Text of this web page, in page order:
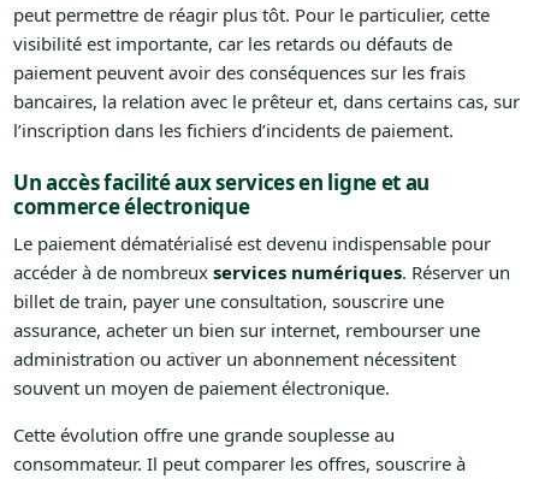
peut permettre de réagir plus tôt. Pour le particulier, cette
visibilité est importante, car les retards ou défauts de
paiement peuvent avoir des conséquences sur les frais
bancaires, la relation avec le prêteur et, dans certains cas, sur
l’inscription dans les fichiers d’incidents de paiement.
Un accès facilité aux services en ligne et au
commerce électronique
Le paiement dématérialisé est devenu indispensable pour
accéder à de nombreux services numériques. Réserver un
billet de train, payer une consultation, souscrire une
assurance, acheter un bien sur internet, rembourser une
administration ou activer un abonnement nécessitent
souvent un moyen de paiement électronique.
Cette évolution offre une grande souplesse au
consommateur. Il peut comparer les offres, souscrire à